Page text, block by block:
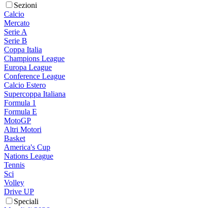
Sezioni
Calcio
Mercato
Serie A
Serie B
Coppa Italia
Champions League
Europa League
Conference League
Calcio Estero
Supercoppa Italiana
Formula 1
Formula E
MotoGP
Altri Motori
Basket
America's Cup
Nations League
Tennis
Sci
Volley
Drive UP
Speciali